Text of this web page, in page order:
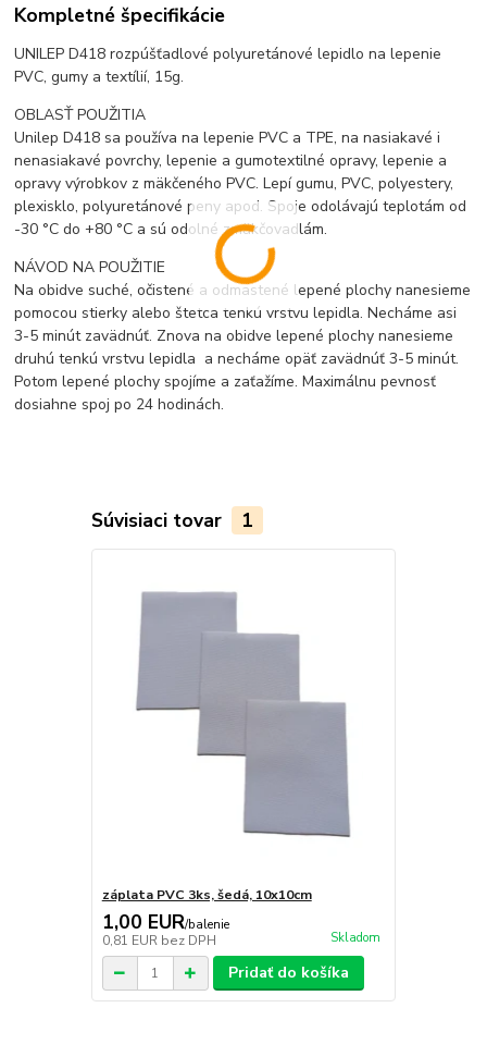
Kompletné špecifikácie
UNILEP D418 rozpúšťadlové polyuretánové lepidlo na lepenie
PVC, gumy a textílií, 15g.
OBLASŤ POUŽITIA
Unilep D418 sa používa na lepenie PVC a TPE, na nasiakavé i
nenasiakavé povrchy, lepenie a gumotextilné opravy, lepenie a
opravy výrobkov z mäkčeného PVC. Lepí gumu, PVC, polyestery,
plexisklo, polyuretánové peny apod. Spoje odolávajú teplotám od
-30 °C do +80 °C a sú odolné zmäkčovadlám.
NÁVOD NA POUŽITIE
Na obidve suché, očistené a odmastené lepené plochy nanesieme
pomocou stierky alebo štetca tenkú vrstvu lepidla. Necháme asi
3-5 minút zavädnúť. Znova na obidve lepené plochy nanesieme
druhú tenkú vrstvu lepidla a necháme opäť zavädnúť 3-5 minút.
Potom lepené plochy spojíme a zaťažíme. Maximálnu pevnosť
dosiahne spoj po 24 hodinách.
Súvisiaci tovar 1
záplata PVC 3ks, šedá, 10x10cm
1,00 EUR/balenie
0,81 EUR bez DPH Skladom
Pridať do košíka